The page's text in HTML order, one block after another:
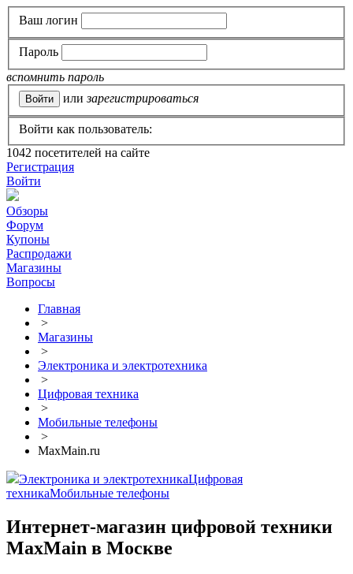
Ваш логин
Пароль
вспомнить пароль
или зарегистрироваться
Войти как пользователь:
1042 посетителей на сайте
Регистрация
Войти
Обзоры
Форум
Купоны
Распродажи
Магазины
Вопросы
Главная
>
Магазины
>
Электроника и электротехника
>
Цифровая техника
>
Мобильные телефоны
>
MaxMain.ru
Электроника и электротехникаЦифровая
техникаМобильные телефоны
Интернет-магазин цифровой техники
MaxMain в Москве